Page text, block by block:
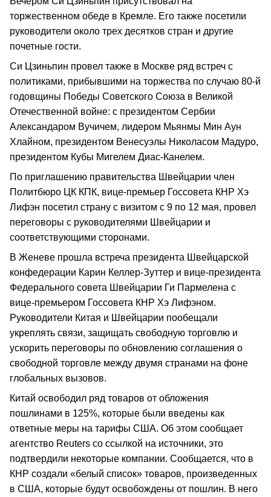
торжественном обеде в Кремле. Его также посетили
руководители около трех десятков стран и другие
почетные гости.
Си Цзиньпин провел также в Москве ряд встреч с
политиками, прибывшими на торжества по случаю 80-й
годовщины Победы Советского Союза в Великой
Отечественной войне: с президентом Сербии
Александаром Вучичем, лидером Мьянмы Мин Аун
Хлайном, президентом Венесуэлы Николасом Мадуро,
президентом Кубы Мигелем Диас-Канелем.
По приглашению правительства Швейцарии член
Политбюро ЦК КПК, вице-премьер Госсовета КНР Хэ
Лифэн посетил страну с визитом с 9 по 12 мая, провел
переговоры с руководителями Швейцарии и
соответствующими сторонами.
В Женеве прошла встреча президента Швейцарской
конфедерации Карин Келлер-Зуттер и вице-президента
Федерального совета Швейцарии Ги Пармелена с
вице-премьером Госсовета КНР Хэ Лифэном.
Руководители Китая и Швейцарии пообещали
укреплять связи, защищать свободную торговлю и
ускорить переговоры по обновлению соглашения о
свободной торговле между двумя странами на фоне
глобальных вызовов.
Китай освободил ряд товаров от обложения
пошлинами в 125%, которые были введены как
ответные меры на тарифы США. Об этом сообщает
агентство Reuters со ссылкой на источники, это
подтвердили некоторые компании. Сообщается, что в
КНР создали «белый список» товаров, произведенных
в США, которые будут освобождены от пошлин. В него